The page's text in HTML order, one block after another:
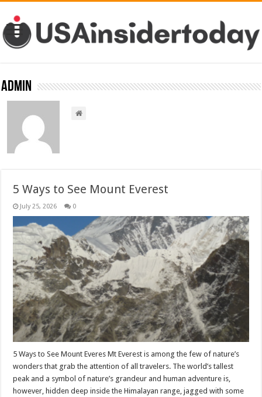
admin
5 Ways to See Mount Everest
July 25, 2026 0
5 Ways to See Mount Everes Mt Everest is among the few of nature’s
wonders that grab the attention of all travelers. The world’s tallest
peak and a symbol of nature’s grandeur and human adventure is,
however, hidden deep inside the Himalayan range, jagged with some